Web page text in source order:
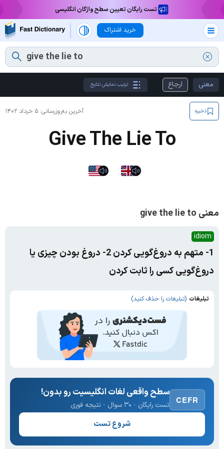
تست رایگان تعیین سطح واژگان انگلیسی
خرید اشتراک
معنی ارجاع ترتیب نمایش نتایج
آخرین به‌روزرسانی: ۵ خرداد ۱۴۰۲ ذخیره
Give The Lie To
معنی give the lie to
idiom
1- متهم به دروغ‌گویی کردن 2- دروغ بودن چیزی یا
دروغ‌گویی کسی را ثابت کردن
تبلیغات (تبلیغات را حذف کنید)
CEFR
سطح واقعی لغات انگلیسیت رو بدون!
تست رایگان · ۳۰ سوال · نتیجه فوری
شروع تست